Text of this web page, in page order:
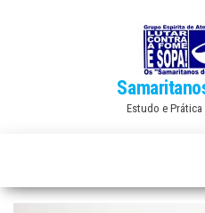
Estudo e